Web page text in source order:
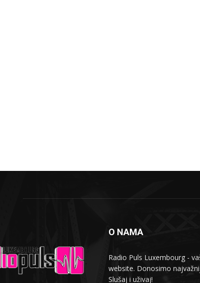
O NAMA
Radio Puls Luxembourg -
website. Donosimo
Slušaj i uživaj!